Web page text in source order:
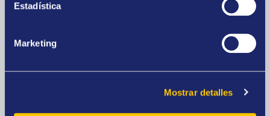
Estadística
Marketing
Mostrar detalles
Consigue dinero a cambio de tus joyas de oro y
elige el plazo en el que deseas recuperarlas.